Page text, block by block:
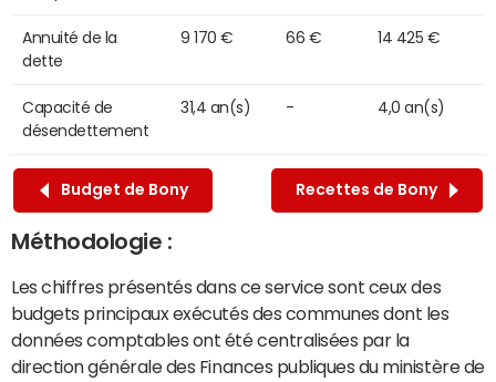
Annuité de la
dette
9 170 € 66 € 14 425 €
Capacité de
désendettement
31,4 an(s) - 4,0 an(s)
Budget de Bony Recettes de Bony
Méthodologie :
Les chiffres présentés dans ce service sont ceux des
budgets principaux exécutés des communes dont les
données comptables ont été centralisées par la
direction générale des Finances publiques du ministère de